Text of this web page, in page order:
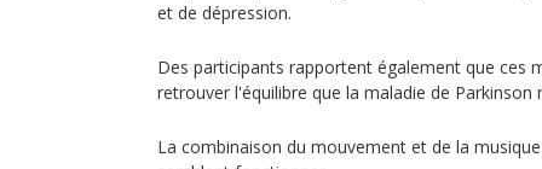
et de dépression.
Des participants rapportent également que ces
retrouver l'équilibre que la maladie de Parkinson
La combinaison du mouvement et de la